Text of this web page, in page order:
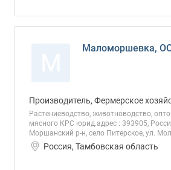
Маломоршевка,
Производитель, Фермерское
Растениеводство, животноводство,
мясного КРС юрид.адрес : 393905,
Моршанский р-н, село Питерское, ул.
Россия, Тамбовская область